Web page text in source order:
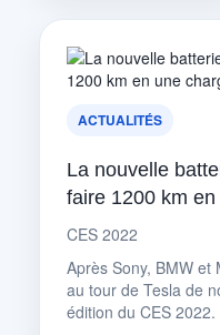
ACTUALITÉS
La nouvelle
faire 1200 km
CES 2022
Après Sony, BMW
au tour de Tesla de
édition du CES